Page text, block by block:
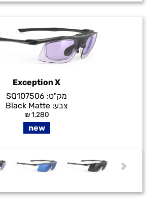
Exception X
מק"ט: SQ107506
צבע:Black Matte
₪1,280
new